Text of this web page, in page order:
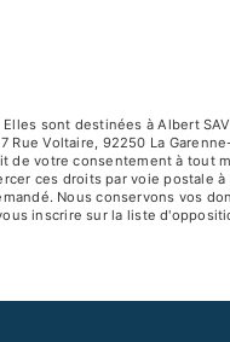
sont destinées à Albert
Voltaire, 92250 La
de votre consentement à tout
ces droits par voie postale à
Nous conservons vos
inscrire sur la liste